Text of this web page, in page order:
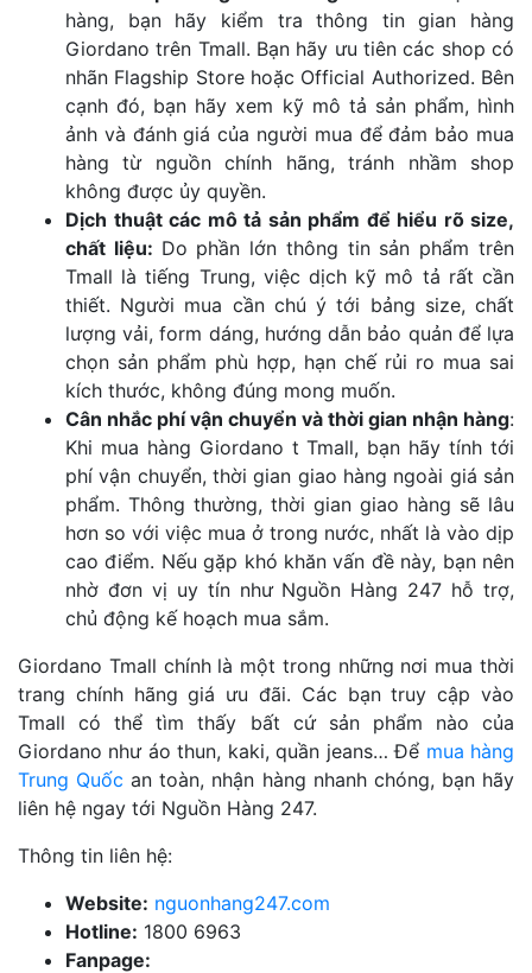
hàng, bạn hãy kiểm tra thông tin gian hàng
Giordano trên Tmall. Bạn hãy ưu tiên các shop có
nhãn Flagship Store hoặc Official Authorized. Bên
cạnh đó, bạn hãy xem kỹ mô tả sản phẩm, hình
ảnh và đánh giá của người mua để đảm bảo mua
hàng từ nguồn chính hãng, tránh nhầm shop
không được ủy quyền.
Dịch thuật các mô tả sản phẩm để hiểu rõ size,
chất liệu: Do phần lớn thông tin sản phẩm trên
Tmall là tiếng Trung, việc dịch kỹ mô tả rất cần
thiết. Người mua cần chú ý tới bảng size, chất
lượng vải, form dáng, hướng dẫn bảo quản để lựa
chọn sản phẩm phù hợp, hạn chế rủi ro mua sai
kích thước, không đúng mong muốn.
Cân nhắc phí vận chuyển và thời gian nhận hàng:
Khi mua hàng Giordano t Tmall, bạn hãy tính tới
phí vận chuyển, thời gian giao hàng ngoài giá sản
phẩm. Thông thường, thời gian giao hàng sẽ lâu
hơn so với việc mua ở trong nước, nhất là vào dịp
cao điểm. Nếu gặp khó khăn vấn đề này, bạn nên
nhờ đơn vị uy tín như Nguồn Hàng 247 hỗ trợ,
chủ động kế hoạch mua sắm.
Giordano Tmall chính là một trong những nơi mua thời
trang chính hãng giá ưu đãi. Các bạn truy cập vào
Tmall có thể tìm thấy bất cứ sản phẩm nào của
Giordano như áo thun, kaki, quần jeans… Để mua hàng
Trung Quốc an toàn, nhận hàng nhanh chóng, bạn hãy
liên hệ ngay tới Nguồn Hàng 247.
Thông tin liên hệ:
Website: nguonhang247.com
Hotline: 1800 6963
Fanpage: